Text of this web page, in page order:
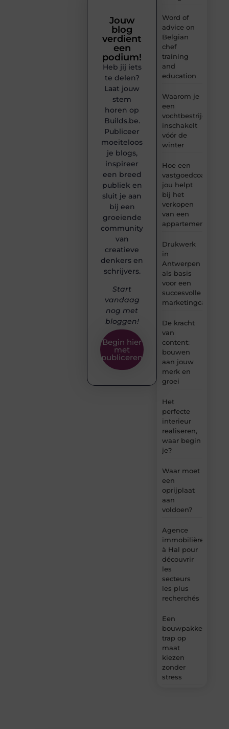
Word of
advice on
Belgian
chef
training
and
education
Waarom je
een
inschakelt
vóór de
winter
Hoe een
vastgoedcoach
jou helpt
bij het
verkopen
van een
appartement
Drukwerk
in
Antwerpen
als basis
voor een
succesvolle
De kracht
van
content:
bouwen
aan jouw
merk en
groei
Het
perfecte
interieur
realiseren,
waar begin
je?
Waar moet
een
oprijplaat
aan
voldoen?
Agence
immobilière
à Hal pour
découvrir
les
secteurs
les plus
recherchés
Een
bouwpakket
trap op
maat
kiezen
zonder
stress
Jouw
blog
verdient
een
podium!
Heb jij iets
te delen?
Laat jouw
stem
horen op
Builds.be.
Publiceer
moeiteloos
je blogs,
inspireer
een breed
publiek en
sluit je aan
bij een
groeiende
community
van
creatieve
denkers en
schrijvers.
Start
vandaag
nog met
bloggen!
Begin hier
met
publiceren